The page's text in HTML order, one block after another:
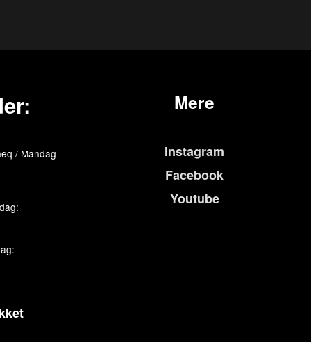
/ Mandag -
Mere
Instagram
Facebook
Youtube